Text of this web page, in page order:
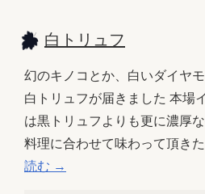
白トリュフ
幻のキノコとか、白いダイヤ
白トリュフが届きました 本場
は黒トリュフよりも更に濃厚
料理に合わせて味わって頂き
読む →